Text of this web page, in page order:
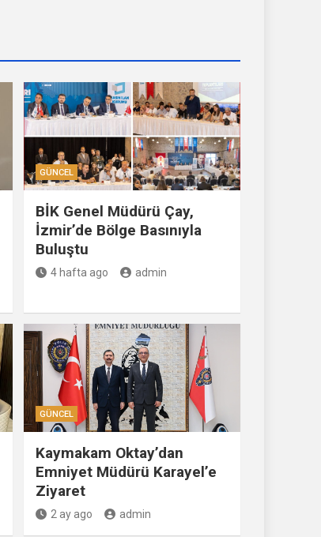
GÜNCEL
BİK Genel Müdürü Çay,
İzmir’de Bölge Basınıyla
Buluştu
4 hafta ago admin
GÜNCEL
Kaymakam Oktay’dan
Emniyet Müdürü Karayel’e
Ziyaret
2 ay ago admin